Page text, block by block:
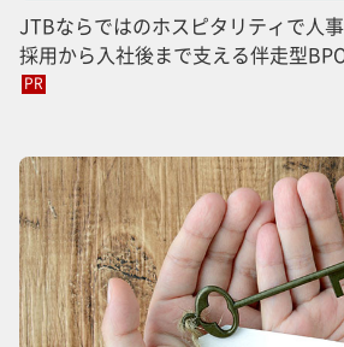
JTBならではのホスピタリティで人
採用から入社後まで支える伴走型
PR